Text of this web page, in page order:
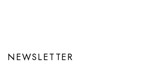
NEWSLETTER